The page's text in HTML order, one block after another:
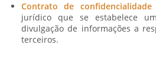
Contrato de confidencialidade
jurídico que se estabelece
divulgação de informações a
terceiros.